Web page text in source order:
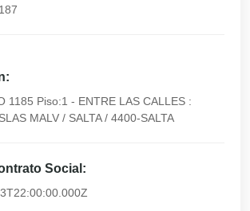
1185 Piso:1 - ENTRE LAS CALLES :
MALV / SALTA / 4400-SALTA
Social: